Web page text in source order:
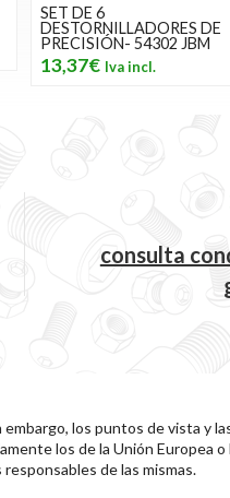
SET DE 6
DESTORNILLADORES DE
PRECISIÓN- 54302 JBM
13,37€
consulta
los puntos de vista y
los de la Unión Europea o
de las mismas.